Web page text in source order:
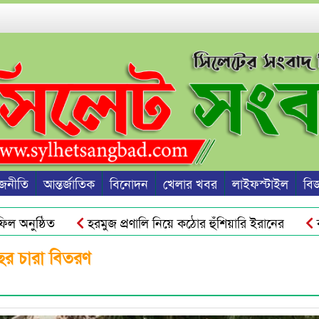
আন্তর্জাতিক বিনোদন খেলার খবর লাইফস্টাইল
হরমুজ প্রণালি নিয়ে কঠোর হুঁশিয়ারি ইরানের
হ্যাকড হতে পারে ফোন ও ব্যাংক অ্যাকাউন্ট ইতালির বন্দরে
চারা বিতরণ